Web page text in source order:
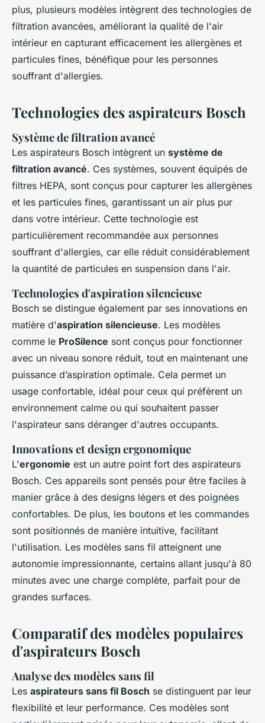
plus, plusieurs modèles intègrent des technologies de
filtration avancées, améliorant la qualité de l'air
intérieur en capturant efficacement les allergènes et
particules fines, bénéfique pour les personnes
souffrant d'allergies.
Technologies des aspirateurs Bosch
Système de filtration avancé
Les aspirateurs Bosch intègrent un système de
filtration avancé. Ces systèmes, souvent équipés de
filtres HEPA, sont conçus pour capturer les allergènes
et les particules fines, garantissant un air plus pur
dans votre intérieur. Cette technologie est
particulièrement recommandée aux personnes
souffrant d'allergies, car elle réduit considérablement
la quantité de particules en suspension dans l'air.
Technologies d'aspiration silencieuse
Bosch se distingue également par ses innovations en
matière d'aspiration silencieuse. Les modèles
comme le ProSilence sont conçus pour fonctionner
avec un niveau sonore réduit, tout en maintenant une
puissance d’aspiration optimale. Cela permet un
usage confortable, idéal pour ceux qui préfèrent un
environnement calme ou qui souhaitent passer
l'aspirateur sans déranger d'autres occupants.
Innovations et design ergonomique
L'ergonomie est un autre point fort des aspirateurs
Bosch. Ces appareils sont pensés pour être faciles à
manier grâce à des designs légers et des poignées
confortables. De plus, les boutons et les commandes
sont positionnés de manière intuitive, facilitant
l'utilisation. Les modèles sans fil atteignent une
autonomie impressionnante, certains allant jusqu'à 80
minutes avec une charge complète, parfait pour de
grandes surfaces.
Comparatif des modèles populaires
d'aspirateurs Bosch
Analyse des modèles sans fil
Les aspirateurs sans fil Bosch se distinguent par leur
flexibilité et leur performance. Ces modèles sont